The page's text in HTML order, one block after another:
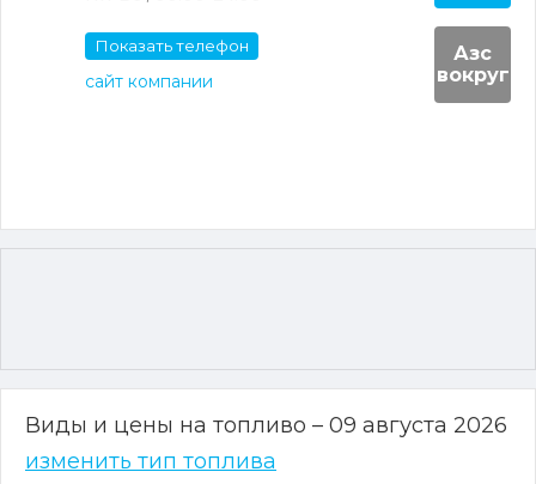
Показать телефон
сайт компании
Азс
вокруг
Виды и цены на топливо – 09 августа 2026
изменить тип топлива